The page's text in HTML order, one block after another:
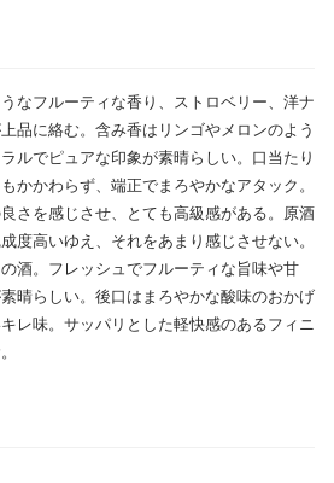
なフルーティな香り、ストロベリー、洋ナ
品に絡む。含み香はリンゴやメロンのよう
ルでピュアな印象が素晴らしい。口当たり
かかわらず、端正でまろやかなアタック。
さを感じさせ、とても高級感がある。原酒
度高いゆえ、それをあまり感じさせない。
酒。フレッシュでフルーティな旨味や甘
晴らしい。後口はまろやかな酸味のおかげ
レ味。サッパリとした軽快感のあるフィニ